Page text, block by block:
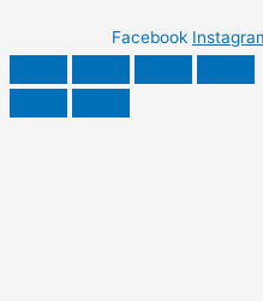
Facebook